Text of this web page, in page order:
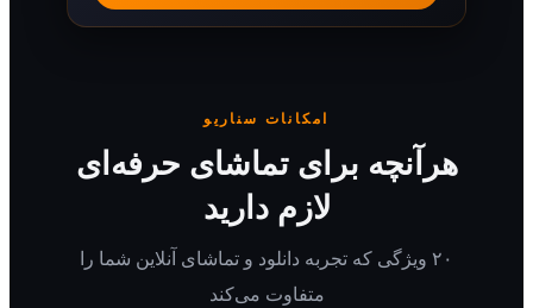
امکانات سناریو
هرآنچه برای تماشای حرفه‌ای
لازم دارید
۲۰ ویژگی که تجربه دانلود و تماشای آنلاین شما را
متفاوت می‌کند